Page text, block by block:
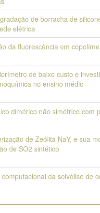
de borracha de
elétrica
da fluorescência em
de baixo custo e
no ensino médio
dimérico não simétrico com
de Zeólita NaY, e sua
de SO2 sintético
da solvólise de